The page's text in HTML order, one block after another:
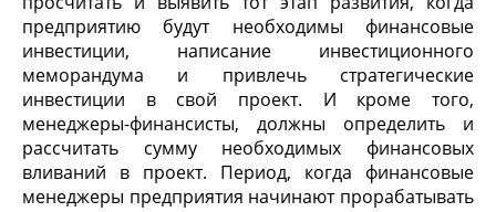
предприятию будут необходимы финансовые
инвестиции, написание инвестиционного
меморандума и привлечь стратегические
инвестиции в свой проект. И кроме того,
менеджеры-финансисты, должны определить и
рассчитать сумму необходимых финансовых
вливаний в проект. Период, когда финансовые
менеджеры предприятия начинают прорабатывать